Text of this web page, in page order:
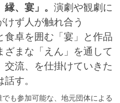
縁、宴」。演劇や観劇に
ず人が触れ合う
食卓を囲む「宴」と作品
ざまな「えん」を通して
交流、を仕掛けていきた
す。
も参加可能な、地元団体による